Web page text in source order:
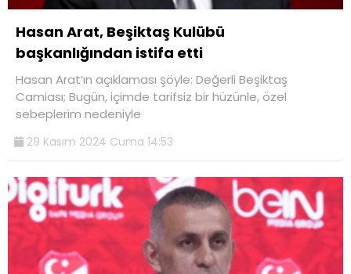
Hasan Arat, Beşiktaş Kulübü
başkanlığından istifa etti
Hasan Arat’ın açıklaması şöyle: Değerli Beşiktaş
Camiası; Bugün, içimde tarifsiz bir hüzünle, özel
sebeplerim nedeniyle
29 Kasım 2024 Cuma 14:53